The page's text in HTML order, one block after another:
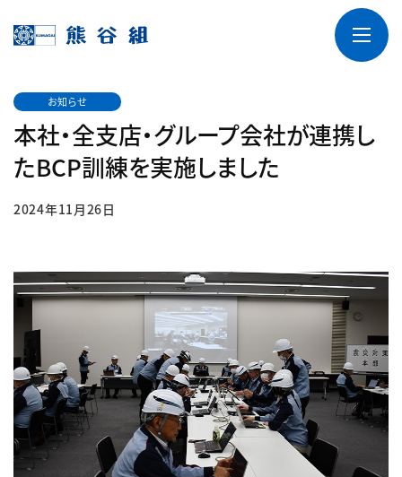
お知らせ
本社・全支店・グループ会社が連携し
たBCP訓練を実施しました
2024年11月26日